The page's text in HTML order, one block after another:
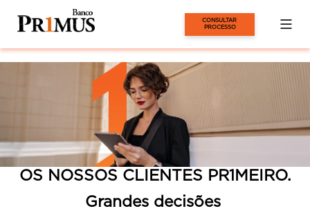
CONSULTAR
PROCESSO
OS NOSSOS CLIENTES PR1 MEIRO.
Grandes decisões